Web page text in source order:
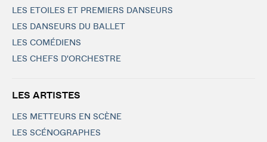
LES ETOILES ET PREMIERS DANSEURS
LES DANSEURS DU BALLET
LES COMÉDIENS
LES CHEFS D'ORCHESTRE
LES ARTISTES
LES METTEURS EN SCÈNE
LES SCÉNOGRAPHES